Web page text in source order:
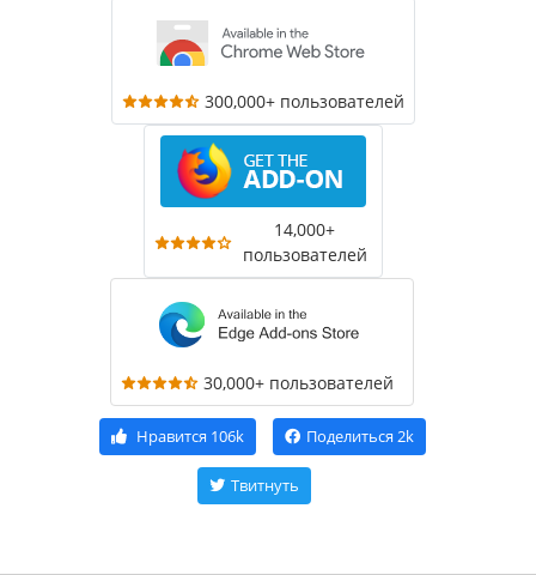
300,000+ пользователей
14,000+
пользователей
30,000+ пользователей
Нравится 106k Поделиться 2k
Твитнуть